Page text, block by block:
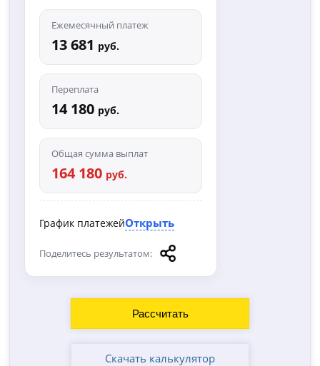
Ежемесячный платеж
13 681 руб.
Переплата
14 180 руб.
Общая сумма выплат
164 180 руб.
График платежейОткрыть
Поделитесь результатом:
Скачать калькулятор